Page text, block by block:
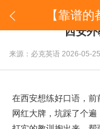
【靠谱的都藏得
西安
来源：必克英语 2026-05-25
在西安想练好口语，前
网红大牌，坑踩了个